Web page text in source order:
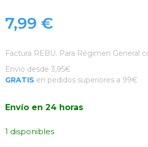
7,99 €
Factura REBU. Para Régimen General
Envío desde 3,95€
GRATIS en pedidos superiores a 99€
Envío en 24 horas
1 disponibles